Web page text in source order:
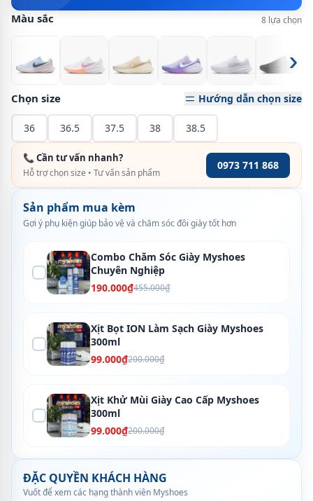
Màu sắc 8 lựa chọn
›
Chọn size Hướng dẫn chọn size
36 36.5 37.5 38 38.5
📞 Cần tư vấn nhanh?
Hỗ trợ chọn size • Tư vấn sản phẩm
0973 711 868
Sản phẩm mua kèm
Gợi ý phụ kiện giúp bảo vệ và chăm sóc đôi giày tốt hơn
Combo Chăm Sóc Giày Myshoes
Chuyên Nghiệp
190.000₫455.000₫
Xịt Bọt ION Làm Sạch Giày Myshoes
300ml
99.000₫200.000₫
Xịt Khử Mùi Giày Cao Cấp Myshoes
300ml
99.000₫200.000₫
ĐẶC QUYỀN KHÁCH HÀNG
Vuốt để xem các hạng thành viên Myshoes